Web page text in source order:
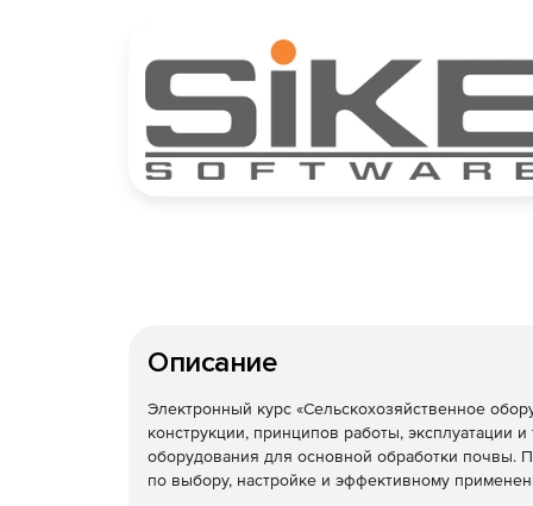
Описание
Электронный курс «Сельскохозяйственное
конструкции, принципов работы, эксплуатации
оборудования для основной обработки почвы.
по выбору, настройке и эффективному